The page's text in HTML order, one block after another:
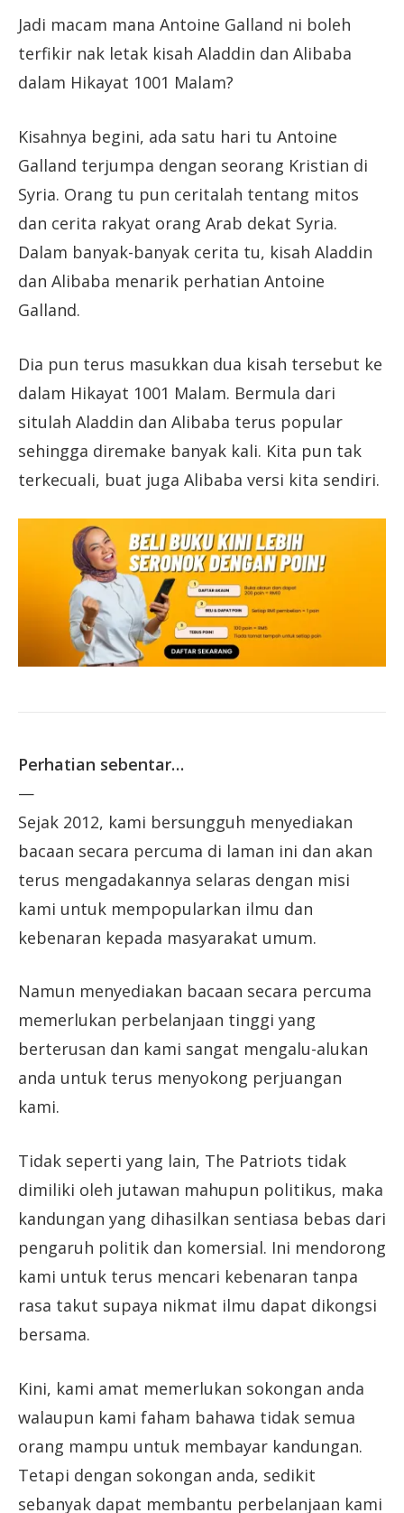
Jadi macam mana Antoine Galland ni boleh
terfikir nak letak kisah Aladdin dan Alibaba
dalam Hikayat 1001 Malam?
Kisahnya begini, ada satu hari tu Antoine
Galland terjumpa dengan seorang Kristian di
Syria. Orang tu pun ceritalah tentang mitos
dan cerita rakyat orang Arab dekat Syria.
Dalam banyak-banyak cerita tu, kisah Aladdin
dan Alibaba menarik perhatian Antoine
Galland.
Dia pun terus masukkan dua kisah tersebut ke
dalam Hikayat 1001 Malam. Bermula dari
situlah Aladdin dan Alibaba terus popular
sehingga diremake banyak kali. Kita pun tak
terkecuali, buat juga Alibaba versi kita sendiri.
Perhatian sebentar…
—
Sejak 2012, kami bersungguh menyediakan
bacaan secara percuma di laman ini dan akan
terus mengadakannya selaras dengan misi
kami untuk mempopularkan ilmu dan
kebenaran kepada masyarakat umum.
Namun menyediakan bacaan secara percuma
memerlukan perbelanjaan tinggi yang
berterusan dan kami sangat mengalu-alukan
anda untuk terus menyokong perjuangan
kami.
Tidak seperti yang lain, The Patriots tidak
dimiliki oleh jutawan mahupun politikus, maka
kandungan yang dihasilkan sentiasa bebas dari
pengaruh politik dan komersial. Ini mendorong
kami untuk terus mencari kebenaran tanpa
rasa takut supaya nikmat ilmu dapat dikongsi
bersama.
Kini, kami amat memerlukan sokongan anda
walaupun kami faham bahawa tidak semua
orang mampu untuk membayar kandungan.
Tetapi dengan sokongan anda, sedikit
sebanyak dapat membantu perbelanjaan kami